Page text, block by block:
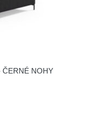
ČERNÉ NOHY